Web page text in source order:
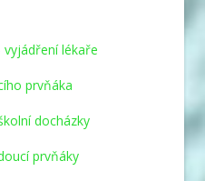
lékaře
prvňáka
docházky
prvňáky